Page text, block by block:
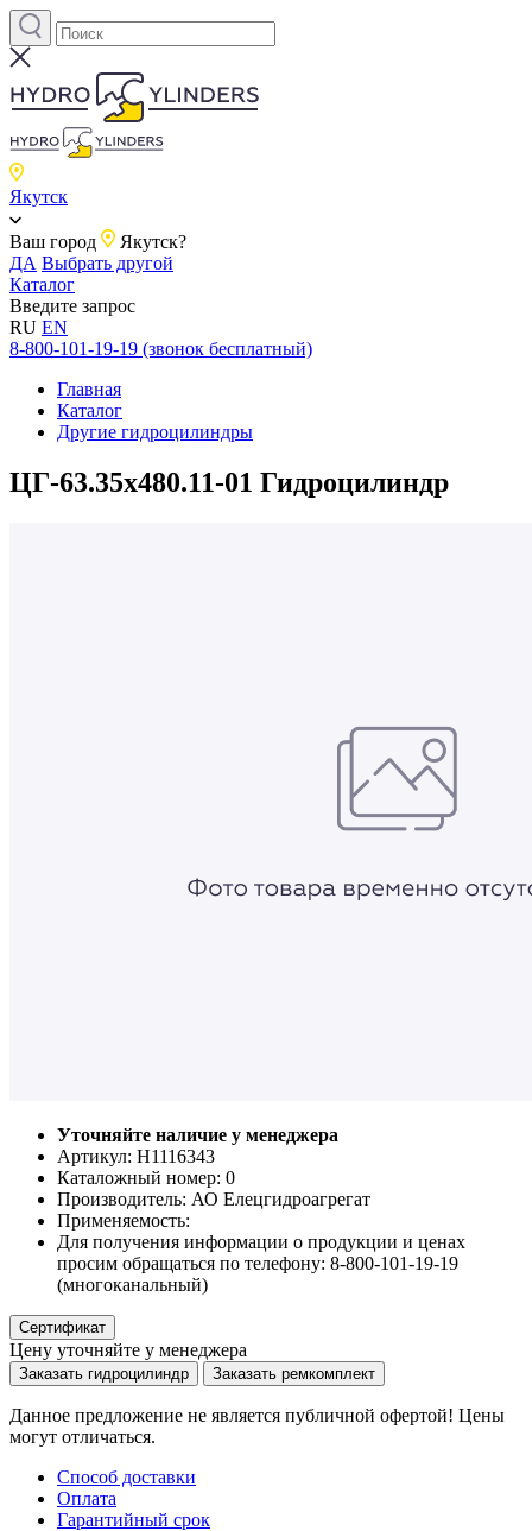
Якутск
Ваш город
Якутск?
ДА Выбрать другой
Каталог
Введите запрос
RU EN
8-800-101-19-19 (звонок бесплатный)
Главная
Каталог
Другие гидроцилиндры
ЦГ-63.35х480.11-01 Гидроцилиндр
Уточняйте наличие у менеджера
Артикул: Н1116343
Каталожный номер: 0
Производитель: АО Елецгидроагрегат
Применяемость:
Для получения информации о продукции и ценах
просим обращаться по телефону: 8-800-101-19-19
(многоканальный)
Сертификат
Цену уточняйте у менеджера
Заказать гидроцилиндр Заказать ремкомплект
Данное предложение не является публичной офертой! Цены
могут отличаться.
Способ доставки
Оплата
Гарантийный срок